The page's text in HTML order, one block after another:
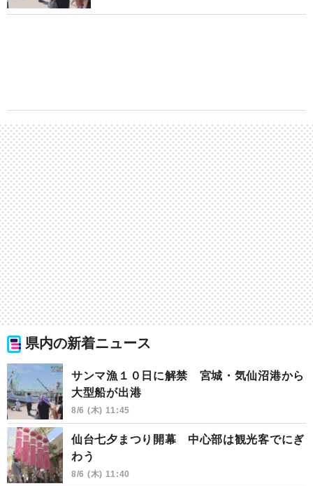
県内の新着ニュース
サンマ漁１０日に解禁 宮城・気仙沼港から
大型船が出港
8/6 (木) 11:45
仙台七夕まつり開幕 中心部は観光客でにぎ
わう
8/6 (木) 11:40